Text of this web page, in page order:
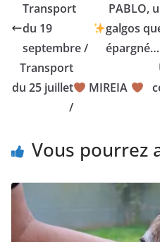
Transport
du 19
septembre /
PABLO,
galgos
épargné…
Transport
du 25 juillet
/
MIREIA
Vous pourrez